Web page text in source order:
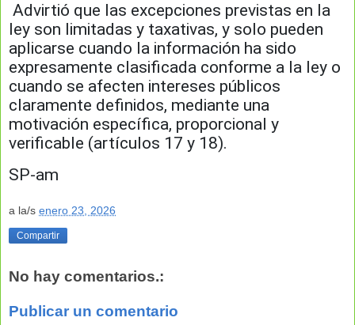
Advirtió que las excepciones previstas en la
ley son limitadas y taxativas, y solo pueden
aplicarse cuando la información ha sido
expresamente clasificada conforme a la ley o
cuando se afecten intereses públicos
claramente definidos, mediante una
motivación específica, proporcional y
verificable (artículos 17 y 18).
SP-am
a la/s enero 23, 2026
Compartir
No hay comentarios.:
Publicar un comentario